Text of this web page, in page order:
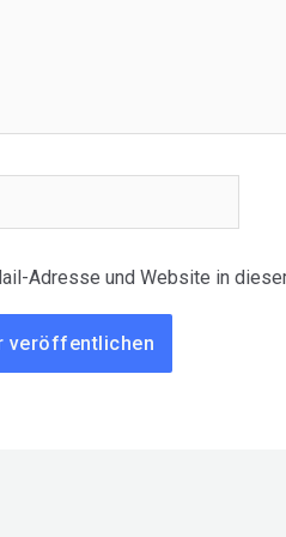
Adresse und Website in